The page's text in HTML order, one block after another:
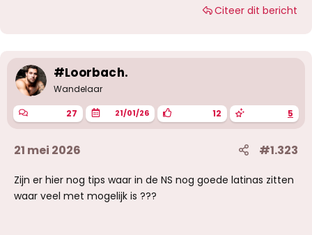
Citeer dit bericht
#Loorbach.
Wandelaar
27 21/01/26 12 5
21 mei 2026 #1.323
Zijn er hier nog tips waar in de NS nog goede latinas zitten
waar veel met mogelijk is ???